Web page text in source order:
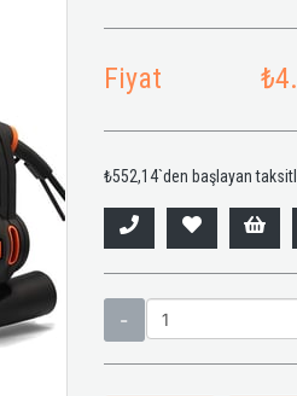
Fiyat
₺552,14`den başlayan